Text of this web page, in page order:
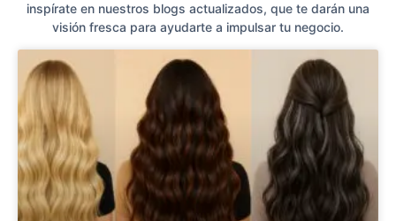
inspírate en nuestros blogs actualizados, que te darán una
visión fresca para ayudarte a impulsar tu negocio.